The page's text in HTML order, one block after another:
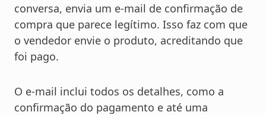
conversa, envia um e-mail de confirmação de
compra que parece legítimo. Isso faz com que
o vendedor envie o produto, acreditando que
foi pago.
O e-mail inclui todos os detalhes, como a
confirmação do pagamento e até uma